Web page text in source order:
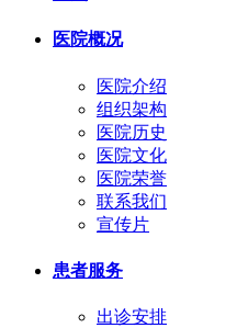
医院概况
医院介绍
组织架构
医院历史
医院文化
医院荣誉
联系我们
宣传片
患者服务
出诊安排